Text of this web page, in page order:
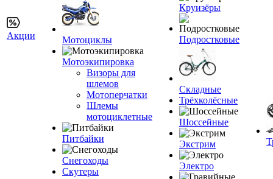
Акции Мотоциклы
Мотоэкипировка
Визоры для
шлемов
Мотоперчатки
Шлемы
мотоциклетные
Питбайки
Снегоходы
Скутеры
Круизёры
Подростковые
Складные
Трёхколёсные
Шоссейные
Экстрим
Электро